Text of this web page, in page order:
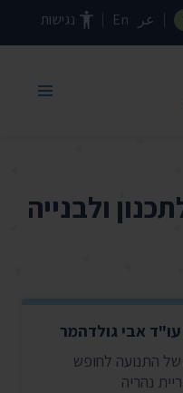
عر En נגישות
ולבנייה
אבי גולדהמר
התנועה לחופש
נהריה